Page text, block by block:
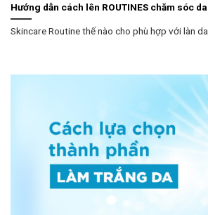
Hướng dẫn cách lên ROUTINES chăm sóc
Skincare Routine thế nào cho phù hợp với làn